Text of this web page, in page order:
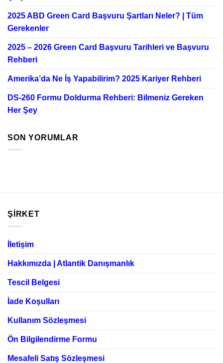
2025 ABD Green Card Başvuru Şartları Neler? | Tüm
Gerekenler
2025 – 2026 Green Card Başvuru Tarihleri ve Başvuru
Rehberi
Amerika’da Ne İş Yapabilirim? 2025 Kariyer Rehberi
DS-260 Formu Doldurma Rehberi: Bilmeniz Gereken
Her Şey
SON YORUMLAR
ŞIRKET
İletişim
Hakkımızda | Atlantik Danışmanlık
Tescil Belgesi
İade Koşulları
Kullanım Sözleşmesi
Ön Bilgilendirme Formu
Mesafeli Satış Sözleşmesi